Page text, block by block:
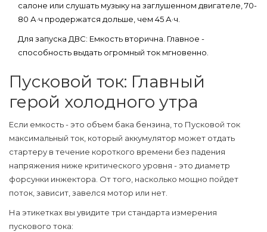
салоне или слушать музыку на заглушенном двигателе, 70-
80 А·ч продержатся дольше, чем 45 А·ч.
Для запуска ДВС: Емкость вторична. Главное -
способность выдать огромный ток мгновенно.
Пусковой ток: Главный
герой холодного утра
Если емкость - это объем бака бензина, то Пусковой ток
максимальный ток, который аккумулятор может отдать
стартеру в течение короткого времени без падения
напряжения ниже критического уровня - это диаметр
форсунки инжектора. От того, насколько мощно пойдет
поток, зависит, завелся мотор или нет.
На этикетках вы увидите три стандарта измерения
пускового тока: